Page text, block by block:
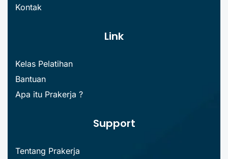
Kontak
Link
Kelas Pelatihan
Bantuan
Apa itu Prakerja ?
Support
Tentang Prakerja